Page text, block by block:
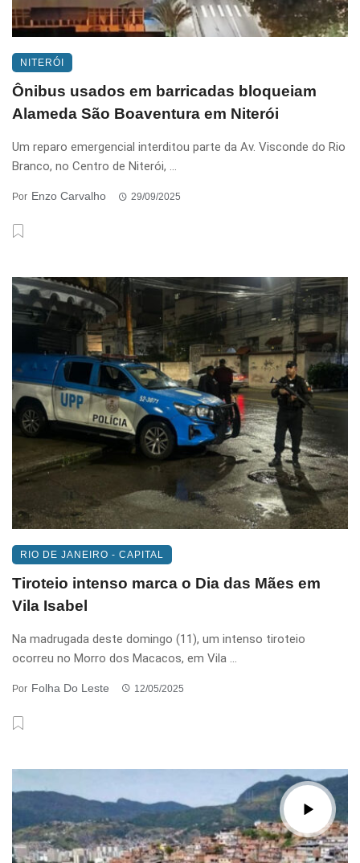
NITERÓI
Ônibus usados em barricadas bloqueiam
Alameda São Boaventura em Niterói
Um reparo emergencial interditou parte da Av. Visconde do Rio
Branco, no Centro de Niterói, ...
Por Enzo Carvalho 29/09/2025
RIO DE JANEIRO - CAPITAL
Tiroteio intenso marca o Dia das Mães em
Vila Isabel
Na madrugada deste domingo (11), um intenso tiroteio
ocorreu no Morro dos Macacos, em Vila ...
Por Folha Do Leste 12/05/2025